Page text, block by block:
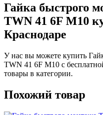
Гайка быстрого
TWN 41 6F M10
Краснодаре
У нас вы можете купить
TWN 41 6F M10 с
товары в категории.
Похожий товар